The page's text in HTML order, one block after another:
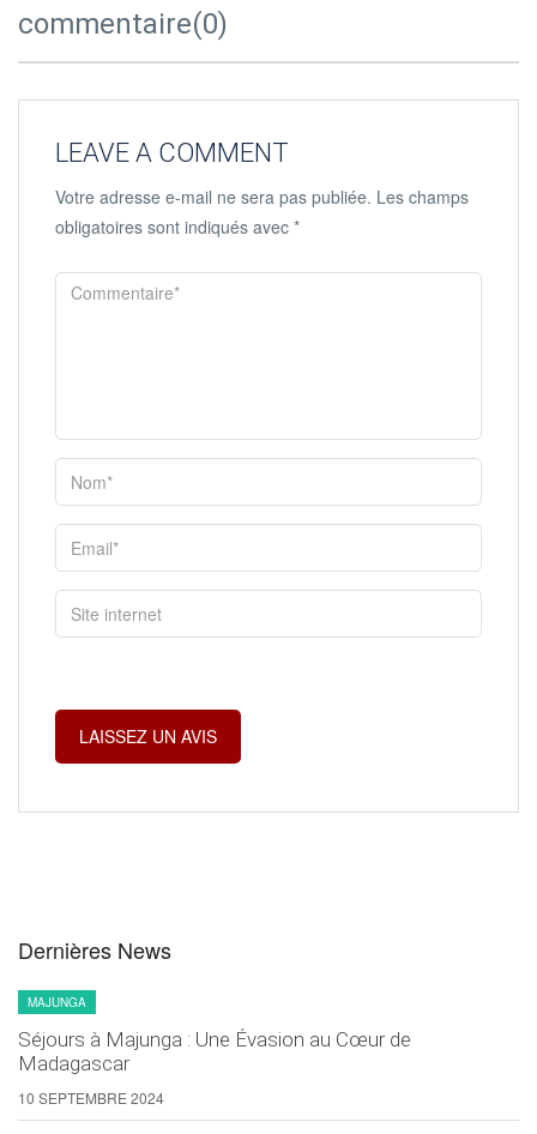
commentaire(0)
LEAVE A COMMENT
Votre adresse e-mail ne sera pas publiée. Les champs
obligatoires sont indiqués avec *
Dernières News
MAJUNGA
Séjours à Majunga : Une Évasion au Cœur de
Madagascar
10 SEPTEMBRE 2024